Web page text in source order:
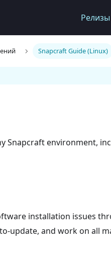
Релизы
Snapcraft Guide (Linux)
Snapcraft environment,
installation issues
update, and work on all